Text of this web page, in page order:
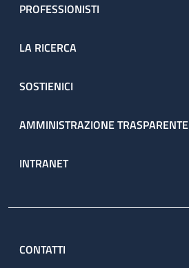
PROFESSIONISTI
LA RICERCA
SOSTIENICI
AMMINISTRAZIONE TRASPARENTE
INTRANET
CONTATTI